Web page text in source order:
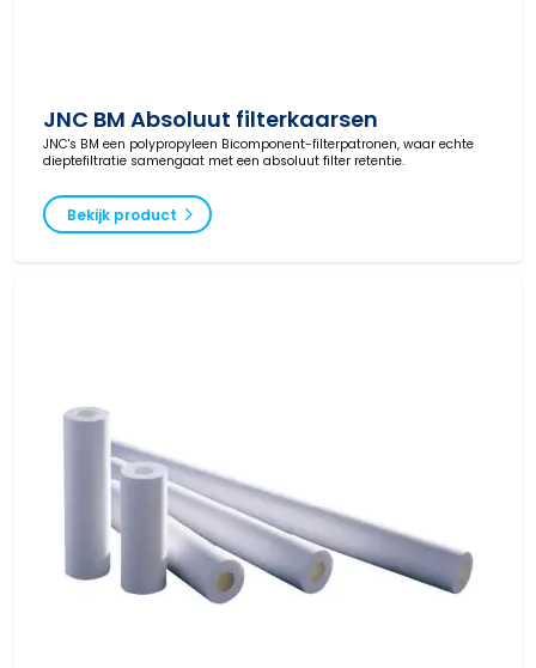
JNC BM Absoluut filterkaarsen
JNC's BM een polypropyleen Bicomponent-filterpatronen, waar echte
dieptefiltratie samengaat met een absoluut filter retentie.
Bekijk product